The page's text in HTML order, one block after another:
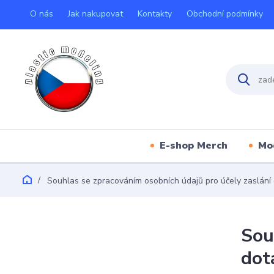
O nás Jak nakupovat Kontakty Obchodní podmínky
E-shop Merch
Souhlas se zpracováním osobních údajů pro účely